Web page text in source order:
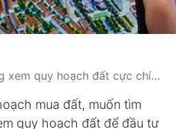
quy hoạch đất cực chính xác
mua đất, muốn tìm
quy hoạch đất để đầu tư